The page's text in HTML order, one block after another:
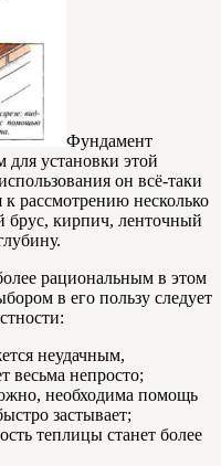
Фундамент
для установки этой
он всё-таки
рассмотрению несколько
брус, кирпич, ленточный
рациональным в этом
в его пользу следует
неудачным,
весьма непросто;
необходима помощь
застывает;
теплицы станет более